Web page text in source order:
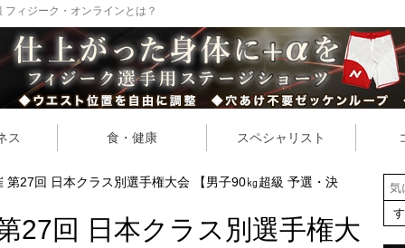
ィジーク・オンラインとは？
ス 食・健康 スペシャリスト
第27回 日本クラス別選手権大会 【男子90㎏超級 予選・決
27回 日本クラス別選手権大